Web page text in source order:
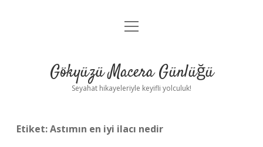
Anasayfa
Yasal Uyarı
menüyü
Gökyüzü Macera Günlüğü
Seyahat hikayeleriyle keyifli yolculuk!
Etiket:Astımın en iyi ilacı nedir